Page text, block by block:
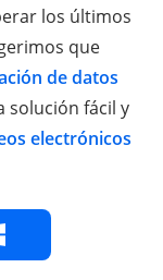
los últimos
que
de datos
solución fácil y
electrónicos